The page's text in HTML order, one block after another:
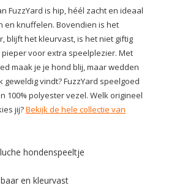
FuzzYard is hip, héél zacht en ideaal
en knuffelen. Bovendien is het
blijft het kleurvast, is het niet giftig
voor extra speelplezier. Met
maak je je hond blij, maar wedden
geweldig vindt? FuzzYard speelgoed
100% polyester vezel. Welk origineel
jij?Bekijk de hele collectie van
hondenspeeltje
en kleurvast